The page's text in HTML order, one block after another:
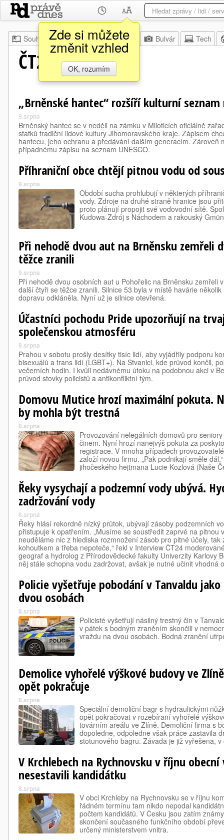
Zde si můžete
změnit vzhled
OK, rozumím
Souhrn Moje Z domova Bulvár Tech
ČT24
„Brněnské hantec“ rozšíří kulturní
9.srpna
Brněnský hantec se v neděli na zámku v Miloticích oficiálně
statků tradiční lidové kultury Jihomoravského kraje. Zápisem
hantecu, jeho ochranu a předávání dalším generacím. Zároveň
případnému zápisu na seznam UNESCO.
Příhraniční obce chtějí pitnou vodu od
9.srpna
Období sucha prohlubují v některých
vody. Zdroje na druhé straně hranice jsou
proto plánují propojit své vodovodní sítě.
Kudowa-Zdrój s Náchodem a rakouský
Při nehodě dvou aut na Brněnsku zemřeli
těžce zranili
9.srpna
Při nehodě dvou osobních aut u Pohořelic na Brněnsku zemřeli
další čtyři se těžce zranili. Silnice 53 byla v místě havárie
dopravu odkláněla. Nyní už je silnice otevřená.
Účastníci pochodu Pride upozorňují na
společenskou atmosféru
8.srpna
Prahou v sobotu prošly desítky tisíc lidí, aby vyjádřily podporu
bisexuálů a trans lidí (LGBT+). Na Štvanici, kde průvod končil,
večerních hodin. I kvůli nedávnému útoku na podobnou akci v
průvod stovky policistů a antikonfliktní tým.
Domovu Mutice hrozí maximální pokuta.
by mohla být trestná
8.srpna
Provozování nelegálních domovů pro
činem. Nyní hrozí nanejvýš pokuta za
registrace. V mnoha případech
založí novou firmu. „Pak podnikají směle
jihočeského hejtmana Lucie Kozlová (Naše
Řeky vysychají a podzemní vody ubývá.
zadržování vody
8.srpna
Řeky hlásí rekordně nízký průtok, ubývají zásoby podzemních
přistupuje k opatřením. „Musíme se soustředit zaprvé na pitnou
neuděláme nic z hlediska rozmnožení zásob pro pitné účely,
kohoutkem a třeba nepoteče,“ řekl v Interview ČT24
geograf a hydrolog z Přírodovědecké fakulty Univerzity Karlovy
něj stále schopna vodu zadržovat, avšak je nutné učinit vhodná
Policie vyšetřuje pobodání v Tanvaldu
dvou osobách
8.srpna
Policisté vyšetřují násilný trestný čin v
v pátek s bodným zraněním skončili v
vraždu na dvou osobách. Bodná zranění
Demolice vyhořelé výškové budovy ve
opět pokračuje
8.srpna
Speciální demoliční bagr s hydraulickými
opět pokračovat v rozebíraní vyhořelé
továrním areálu ve Zlíně. Demoliční firma s
dopoledne, odpoledne však práce zastavila
stotunového bagru. Závada je již vyřešena,
V Krchlebech na Rychnovsku v říjnu
nesestavili kandidátku
8.srpna
V obci Krchleby na Rychnovsku se v říjnu
řádném termínu tam nikdo nepodal
počtem kandidátů. V Česku jsou zatím
skončení současného funkčního období
určený ministerstvem vnitra.